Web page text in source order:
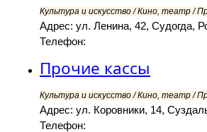
Культура и искусство / Кино, театр /
Адрес: ул. Ленина, 42, Судогда,
Телефон:
Прочие кассы
Культура и искусство / Кино, театр /
Адрес: ул. Коровники, 14,
Телефон: